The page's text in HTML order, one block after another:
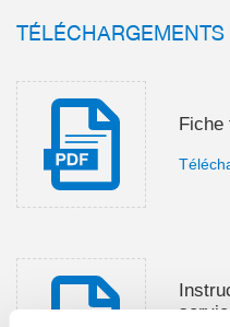
TÉLÉCHARGEMENTS
Fiche